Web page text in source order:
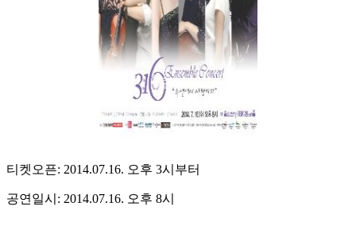
티켓오픈: 2014.07.16. 오후 3시부터
공연일시: 2014.07.16. 오후 8시